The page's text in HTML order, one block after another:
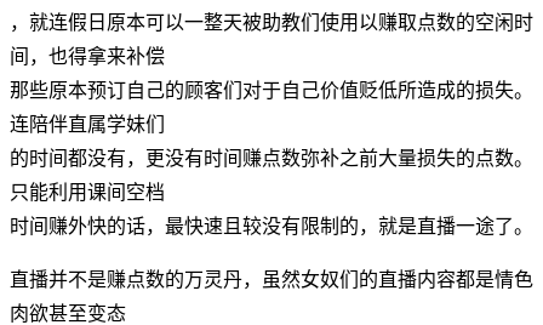
，就连假日原本可以一整天被助教们使用以赚取点数的空闲时
间，也得拿来补偿
那些原本预订自己的顾客们对于自己价值贬低所造成的损失。
连陪伴直属学妹们
的时间都没有，更没有时间赚点数弥补之前大量损失的点数。
只能利用课间空档
时间赚外快的话，最快速且较没有限制的，就是直播一途了。
直播并不是赚点数的万灵丹，虽然女奴们的直播内容都是情色
肉欲甚至变态